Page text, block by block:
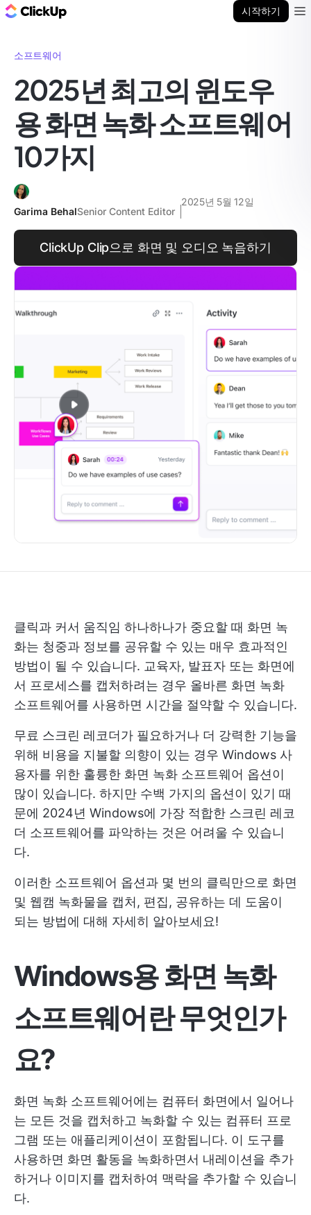
시작하기
소프트웨어
2025년 최고의 윈도우
용 화면 녹화 소프트웨어
10가지
Garima BehalSenior Content Editor
2025년 5월 12일
ClickUp Clip으로 화면 및 오디오 녹음하기
클릭과 커서 움직임 하나하나가 중요할 때 화면 녹
화는 청중과 정보를 공유할 수 있는 매우 효과적인
방법이 될 수 있습니다. 교육자, 발표자 또는 화면에
서 프로세스를 캡처하려는 경우 올바른 화면 녹화
소프트웨어를 사용하면 시간을 절약할 수 있습니다.
무료 스크린 레코더가 필요하거나 더 강력한 기능을
위해 비용을 지불할 의향이 있는 경우 Windows 사
용자를 위한 훌륭한 화면 녹화 소프트웨어 옵션이
많이 있습니다. 하지만 수백 가지의 옵션이 있기 때
문에 2024년 Windows에 가장 적합한 스크린 레코
더 소프트웨어를 파악하는 것은 어려울 수 있습니
다.
이러한 소프트웨어 옵션과 몇 번의 클릭만으로 화면
및 웹캠 녹화물을 캡처, 편집, 공유하는 데 도움이
되는 방법에 대해 자세히 알아보세요!
Windows용 화면 녹화
소프트웨어란 무엇인가
요?
화면 녹화 소프트웨어에는 컴퓨터 화면에서 일어나
는 모든 것을 캡처하고 녹화할 수 있는 컴퓨터 프로
그램 또는 애플리케이션이 포함됩니다. 이 도구를
사용하면 화면 활동을 녹화하면서 내레이션을 추가
하거나 이미지를 캡처하여 맥락을 추가할 수 있습니
다.